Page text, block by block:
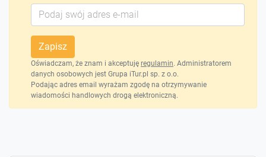
Zapisz
Oświadczam, że znam i akceptuję regulamin. Administratorem
danych osobowych jest Grupa iTur.pl sp. z o.o.
Podając adres email wyrażam zgodę na otrzymywanie
wiadomości handlowych drogą elektroniczną.